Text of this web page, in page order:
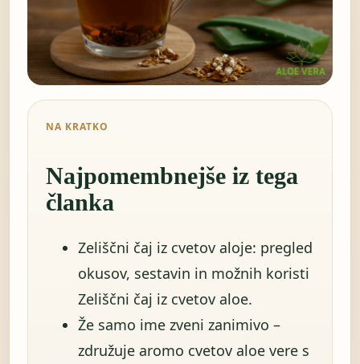
NA KRATKO
Najpomembnejše iz tega
članka
Zeliščni čaj iz cvetov aloje: pregled
okusov, sestavin in možnih koristi
Zeliščni čaj iz cvetov aloe.
Že samo ime zveni zanimivo –
združuje aromo cvetov aloe vere s